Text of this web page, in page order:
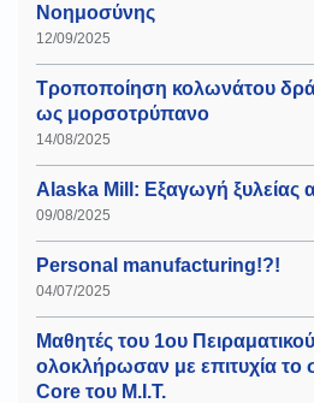
Νοημοσύνης
12/09/2025
Τροποποίηση κολωνάτου
ως μορσοτρύπανο
14/08/2025
Alaska Mill: Εξαγωγή ξυλείας
09/08/2025
Personal manufacturing!?!
04/07/2025
Μαθητές του 1ου
ολοκλήρωσαν με επιτυχία το
Core του Μ.Ι.Τ.